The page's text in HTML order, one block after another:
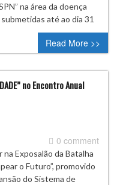
na área da doença
até ao dia 31
Read More >>
no Encontro Anual
0 comment
Exposalão da Batalha
o Futuro”, promovido
do Sistema de